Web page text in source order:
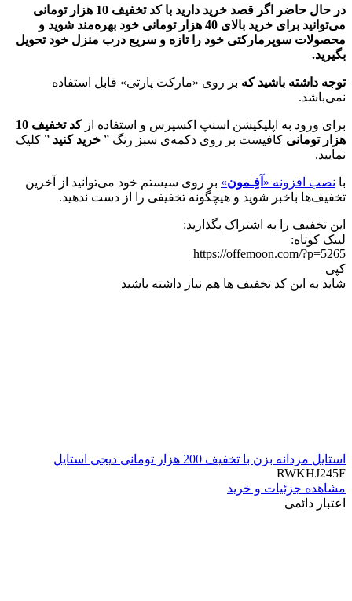
در حال حاضر اگر قصد خرید دارید با کد تخفیف 10 هزار تومانی
می‌توانید برای خرید بالای 40 هزار تومانی خود بهره‌مند شوید و
محصولات سوپرمارکتی خود را تازه و سریع درب منزل خود تحویل
بگیرید.
توجه داشته باشید که بر روی «مارکت پارتی» قابل استفاده
نمی‌باشد.
برای ورود به اپلیکیشن اسنپ اکسپرس و استفاده از
کد تخفیف 10
هزار تومانی کافیست بر روی دکمه‌ی سبز رنگ ” خرید کنید ” کلیک
نمایید.
با نصب افزونه « آفِـمون» بر روی سیستم خود می‌توانید از آخرین
تخفیف‌ها باخبر شوید و هیچگونه تخفیفی را از دست ندهید.
این تخفیف را به اشتراک بگذارید:
لینک کوتاه:
https://offemoon.com/?p=5265
کپی
شاید به این کد تخفیف ها هم نیاز داشته باشید
استایل مردانه بزن با تخفیف 200 هزار تومانی دیجی استایل
RWKHJ245F
مشاهده جزئیات و خرید
اعتبار دائمی